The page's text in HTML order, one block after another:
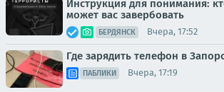
Инструкция для понимания:
может вас завербовать
БЕРДЯНСК Вчера, 17:52
Где зарядить телефон в
ПАБЛИКИ Вчера, 17:19